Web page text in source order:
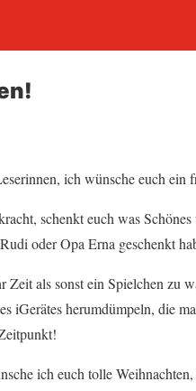
ich wünsche euch ein
schenkt euch was
oder Opa Erna geschenkt
Zeit als sonst ein Spielchen zu
iGerätes herumdümpeln, die
ich euch tolle